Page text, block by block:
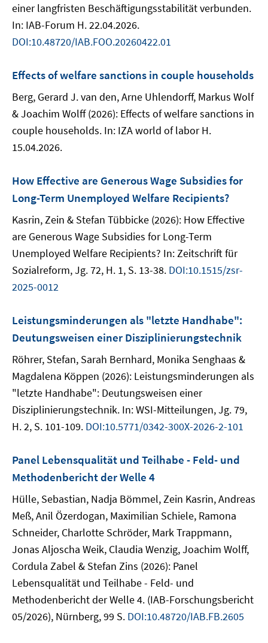
einer langfristen Beschäftigungsstabilität verbunden.
In: IAB-Forum H. 22.04.2026.
DOI:10.48720/IAB.FOO.20260422.01
Effects of welfare sanctions in couple households
Berg, Gerard J. van den, Arne Uhlendorff, Markus Wolf
& Joachim Wolff (2026): Effects of welfare sanctions in
couple households. In: IZA world of labor H.
15.04.2026.
How Effective are Generous Wage Subsidies for
Long-Term Unemployed Welfare Recipients?
Kasrin, Zein & Stefan Tübbicke (2026): How Effective
are Generous Wage Subsidies for Long-Term
Unemployed Welfare Recipients? In: Zeitschrift für
Sozialreform, Jg. 72, H. 1, S. 13-38. DOI:10.1515/zsr-
2025-0012
Leistungsminderungen als "letzte Handhabe":
Deutungsweisen einer Disziplinierungstechnik
Röhrer, Stefan, Sarah Bernhard, Monika Senghaas &
Magdalena Köppen (2026): Leistungsminderungen als
"letzte Handhabe": Deutungsweisen einer
Disziplinierungstechnik. In: WSI-Mitteilungen, Jg. 79,
H. 2, S. 101-109. DOI:10.5771/0342-300X-2026-2-101
Panel Lebensqualität und Teilhabe - Feld- und
Methodenbericht der Welle 4
Hülle, Sebastian, Nadja Bömmel, Zein Kasrin, Andreas
Meß, Anil Özerdogan, Maximilian Schiele, Ramona
Schneider, Charlotte Schröder, Mark Trappmann,
Jonas Aljoscha Weik, Claudia Wenzig, Joachim Wolff,
Cordula Zabel & Stefan Zins (2026): Panel
Lebensqualität und Teilhabe - Feld- und
Methodenbericht der Welle 4. (IAB-Forschungsbericht
05/2026), Nürnberg, 99 S. DOI:10.48720/IAB.FB.2605